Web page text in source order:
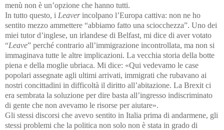
menù non è un’opzione che hanno tutti.
In tutto questo, i Leaverincolpano l’Europa cattiva: non ne ho
sentito mezzo ammettere “abbiamo fatto una sciocchezza”. Uno dei
miei tutor d’inglese, un irlandese di Belfast, mi dice di aver votato
“Leave” perché contrario all’immigrazione incontrollata, ma non si
immaginava tutte le altre implicazioni. La vecchia storia della botte
piena e della moglie ubriaca. Mi dice: «Qui vedevamo le case
popolari assegnate agli ultimi arrivati, immigrati che rubavano ai
nostri concittadini in difficoltà il diritto all’abitazione. La Brexit ci
era sembrata la soluzione per dire basta all’ingresso indiscriminato
di gente che non avevamo le risorse per aiutare».
Gli stessi discorsi che avevo sentito in Italia prima di andarmene, gli
stessi problemi che la politica non solo non è stata in grado di